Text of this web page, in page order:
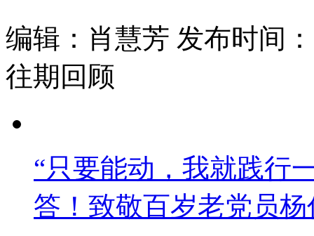
编辑：肖慧芳 发布时间
往期回顾
“只要能动，我就践行
答！致敬百岁老党员杨